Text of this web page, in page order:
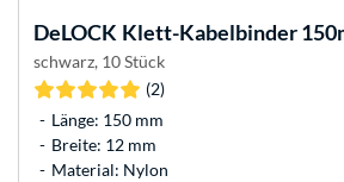
DeLOCK Klett-Kabelbinder
schwarz, 10 Stück
(2)
Länge: 150 mm
Breite: 12 mm
Material: Nylon